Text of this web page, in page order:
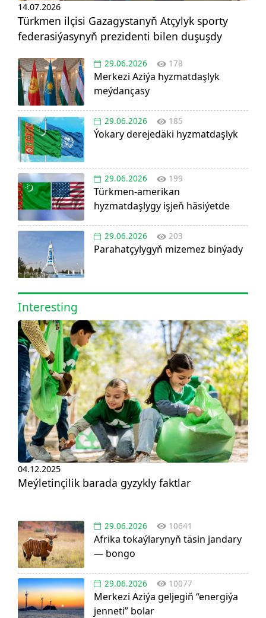
14.07.2026
Türkmen ilçisi Gazagystanyň Atçylyk sporty
federasiýasynyň prezidenti bilen duşuşdy
29.06.2026 178
Merkezi Aziýa hyzmatdaşlyk
meýdançasy
29.06.2026 185
Ýokary derejedäki hyzmatdaşlyk
29.06.2026 199
Türkmen-amerikan
hyzmatdaşlygy işjeň häsiýetde
29.06.2026 203
Parahatçylygyň mizemez binýady
Interesting
04.12.2025
Meýletinçilik barada gyzykly faktlar
29.06.2026 10641
Afrika tokaýlarynyň täsin jandary
— bongo
29.06.2026 10077
Merkezi Aziýa geljegiň “energiýa
jenneti” bolar